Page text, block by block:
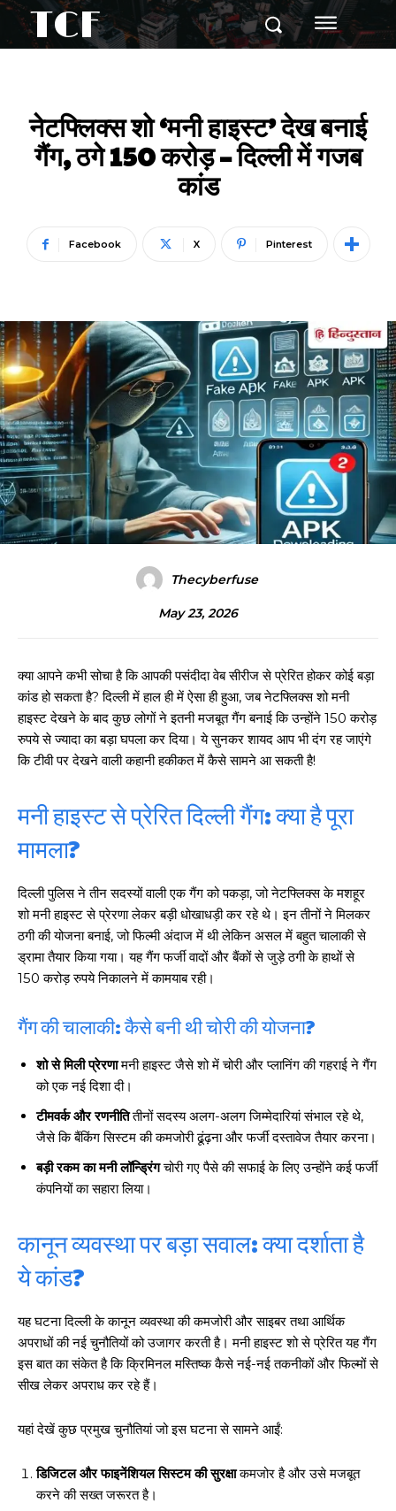
TCF
नेटफ्लिक्स शो ‘मनी हाइस्ट’ देख बनाई
गैंग, ठगे 150 करोड़ – दिल्ली में गजब
कांड
Facebook X Pinterest
Thecyberfuse
May 23, 2026
क्या आपने कभी सोचा है कि आपकी पसंदीदा वेब सीरीज से प्रेरित होकर कोई बड़ा
कांड हो सकता है? दिल्ली में हाल ही में ऐसा ही हुआ, जब नेटफ्लिक्स शो मनी
हाइस्ट देखने के बाद कुछ लोगों ने इतनी मजबूत गैंग बनाई कि उन्होंने 150 करोड़
रुपये से ज्यादा का बड़ा घपला कर दिया। ये सुनकर शायद आप भी दंग रह जाएंगे
कि टीवी पर देखने वाली कहानी हकीकत में कैसे सामने आ सकती है!
मनी हाइस्ट से प्रेरित दिल्ली गैंग: क्या है पूरा
मामला?
दिल्ली पुलिस ने तीन सदस्यों वाली एक गैंग को पकड़ा, जो नेटफ्लिक्स के मशहूर
शो मनी हाइस्ट से प्रेरणा लेकर बड़ी धोखाधड़ी कर रहे थे। इन तीनों ने मिलकर
ठगी की योजना बनाई, जो फिल्मी अंदाज में थी लेकिन असल में बहुत चालाकी से
ड्रामा तैयार किया गया। यह गैंग फर्जी वादों और बैंकों से जुड़े ठगी के हाथों से
150 करोड़ रुपये निकालने में कामयाब रही।
गैंग की चालाकी: कैसे बनी थी चोरी की योजना?
शो से मिली प्रेरणामनी हाइस्ट जैसे शो में चोरी और प्लानिंग की गहराई ने गैंग
को एक नई दिशा दी।
टीमवर्क और रणनीतितीनों सदस्य अलग-अलग जिम्मेदारियां संभाल रहे थे,
जैसे कि बैंकिंग सिस्टम की कमजोरी ढूंढ़ना और फर्जी दस्तावेज तैयार करना।
बड़ी रकम का मनी लॉन्ड्रिंगचोरी गए पैसे की सफाई के लिए उन्होंने कई फर्जी
कंपनियों का सहारा लिया।
कानून व्यवस्था पर बड़ा सवाल: क्या दर्शाता है
ये कांड?
यह घटना दिल्ली के कानून व्यवस्था की कमजोरी और साइबर तथा आर्थिक
अपराधों की नई चुनौतियों को उजागर करती है। मनी हाइस्ट शो से प्रेरित यह गैंग
इस बात का संकेत है कि क्रिमिनल मस्तिष्क कैसे नई-नई तकनीकों और फिल्मों से
सीख लेकर अपराध कर रहे हैं।
यहां देखें कुछ प्रमुख चुनौतियां जो इस घटना से सामने आईं:
डिजिटल और फाइनेंशियल सिस्टम की सुरक्षाकमजोर है और उसे मजबूत
करने की सख्त जरूरत है।